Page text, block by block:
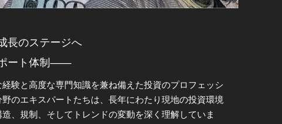
を兼ね備えたパートナーと共に歩むことを意味します。
富の物語を創造していきましょう。
長のステージへ
ート体制――
験と高度な専門知識を兼ね備えた投資のプロフェッシ
のエキスパートたちは、長年にわたり現地の投資環境
、規制、そしてトレンドの変動を深く理解していま